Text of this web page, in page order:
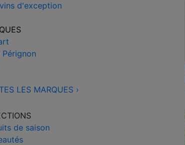
d'exception
Pérignon
LES MARQUES ›
de saison